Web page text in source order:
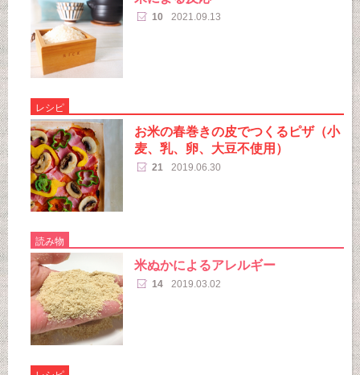
10 2021.09.13
レシピ
お米の春巻きの皮でつくるピザ（小
麦、乳、卵、大豆不使用）
21 2019.06.30
読み物
米ぬかによるアレルギー
14 2019.03.02